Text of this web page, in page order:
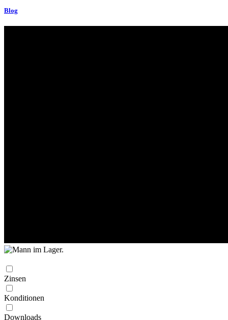
Blog
Zinsen
Konditionen
Downloads